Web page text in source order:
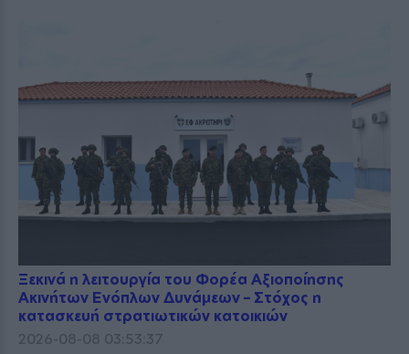
Ξεκινά η λειτουργία του Φορέα Αξιοποίησης
Ακινήτων Ενόπλων Δυνάμεων – Στόχος η
κατασκευή στρατιωτικών κατοικιών
2026-08-08 03:53:37